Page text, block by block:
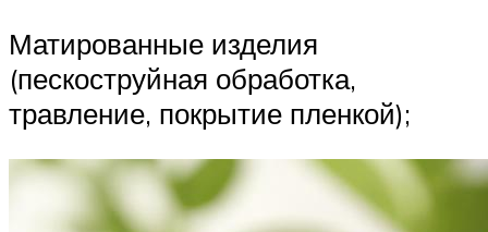
Матированные изделия
(пескоструйная обработка,
травление, покрытие пленкой);